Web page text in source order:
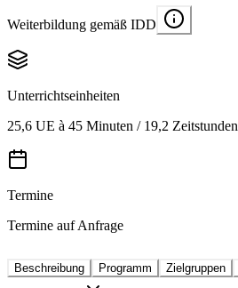
Weiterbildung gemäß IDD
Unterrichtseinheiten
25,6 UE à 45 Minuten / 19,2 Zeitstunden
Termine
Termine auf Anfrage
Beschreibung Programm Zielgruppen